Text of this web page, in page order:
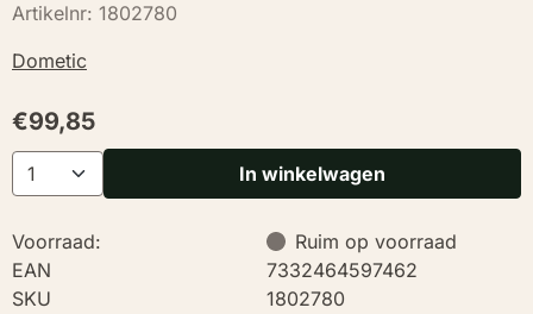
Artikelnr: 1802780
Dometic
€99,85
Aantal In winkelwagen
Voorraad:
Ruim op voorraad
EAN
7332464597462
SKU
1802780